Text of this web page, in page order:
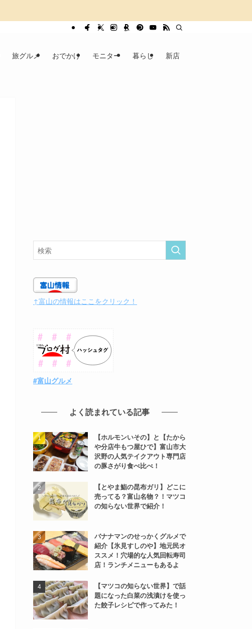
旅グルメ おでかけ モニター 暮らし 新店
↑富山の情報はここをクリック！
#富山グルメ
よく読まれている記事
【ホルモンいその】と【たから
や分店牛もつ屋ひで】富山市大
沢野の人気テイクアウト専門店
の豚さがり食べ比べ！
【とやま鮨の昆布ガリ】どこに
売ってる？富山名物？！マツコ
の知らない世界で紹介！
バナナマンのせっかくグルメで
紹介【氷見すしのや】地元民オ
ススメ！穴場的な人気回転寿司
店！ランチメニューもあるよ
【マツコの知らない世界】で話
題になった白菜の浅漬けを使っ
た餃子レシピで作ってみた！